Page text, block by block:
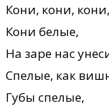
Кони, кони,
Кони белые,
На заре нас
Спелые, как
Губы спелые,